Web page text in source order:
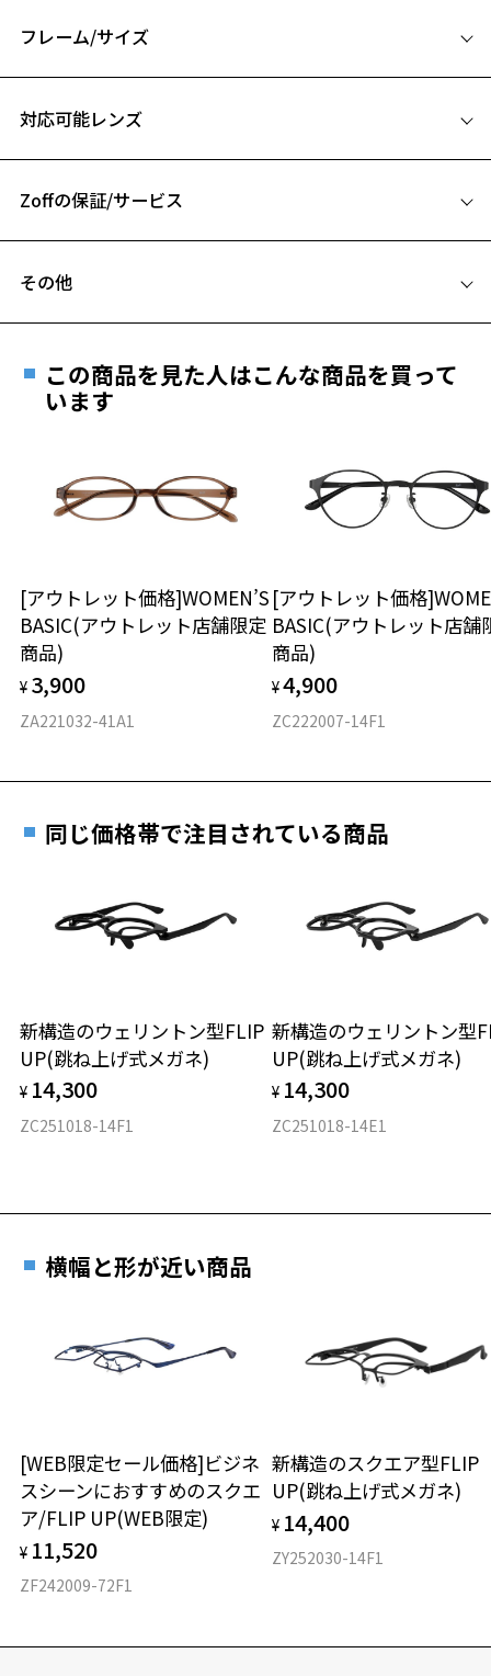
という不満を解消。(※特許出願中)
軽量でビジネスシーンにもおすすめの、洗練されたスクエア型フレー
ムです。
※柄や色味の出方に個体差があり、画像と異なる場合がございます。
※度数によっては作製できない場合がございます。
フレーム/サイズ
B ブリッジ(鼻部分)の横幅：18mm
仕上がり寸法
D 仕上がりの横幅：約145mm
E 仕上がりの縦幅：約41mm
27.5g
※着脱式サングラス：デモレンズ、アタッチメント込みの重さ
材質
対応可能レンズ
フレームとレンズの合計料金を知りたい方へ
Zoffの保証/サービス
安心1 フレーム１年間品質保証
きます。
※保証期間内に交換が行われた場合、保証期間は初期の期間から
安心2 視力測定無料
視力の変化を早めに発見するために、定期的な視
力測定をおすすめいたします。
安心3 かかり具合調整無料
す。
もっと見る
その他
ご希望のお客さまは、「レンズ交換券」をお選びのうえ、
最寄りのZoff実店舗にてレンズをお買い求めください。
※サングラスやパッケージ品では「レンズ交換券」はお選び
談ください。
オンラインストアでフレームのみ購入して、
実店舗で度付きにできます
ご購入時に「レンズ交換券」をお選びいただくと、実店舗で
度数を測定のうえ、度付きレンズ（標準セットレンズ）へ無
料交換いただけます。
お近くのZoff実店舗にて度数を測定いただけます（無料）。
その際は記入用紙をダウンロードしてお使いください。
ダウンロード
この商品を見た人はこんな商品を買って
います
[アウトレット価格]WOMEN’S
BASIC(アウトレット店舗限定
商品)
¥ 3,900
ZA221032-41A1
[アウトレット価格
BASIC(アウトレット店舗
商品)
¥4,900
ZC222007-14F1
同じ価格帯で注目されている商品
新構造のウェリントン型FLIP
UP(跳ね上げ式メガネ)
¥ 14,300
ZC251018-14F1
新構造のウェリントン型
UP(跳ね上げ式メガネ)
¥ 14,300
ZC251018-14E1
横幅と形が近い商品
[WEB限定セール価格]ビジネ
スシーンにおすすめのスクエ
ア/FLIP UP(WEB限定)
¥ 11,520
ZF242009-72F1
新構造のスクエア型FLIP
UP(跳ね上げ式メガネ)
¥ 14,400
ZY252030-14F1